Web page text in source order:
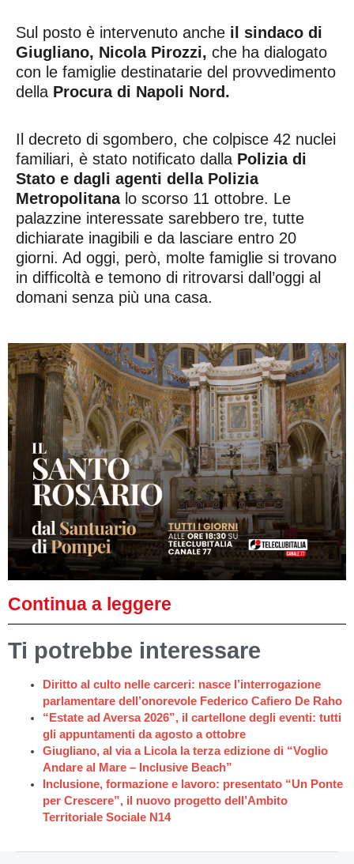
Sul posto è intervenuto anche il sindaco di
Giugliano, Nicola Pirozzi, che ha dialogato
con le famiglie destinatarie del provvedimento
della Procura di Napoli Nord.
Il decreto di sgombero, che colpisce 42 nuclei
familiari, è stato notificato dalla Polizia di
Stato e dagli agenti della Polizia
Metropolitanalo scorso 11 ottobre. Le
palazzine interessate sarebbero tre, tutte
dichiarate inagibili e da lasciare entro 20
giorni. Ad oggi, però, molte famiglie si trovano
in difficoltà e temono di ritrovarsi dall’oggi al
domani senza più una casa.
Continua a leggere
Ti potrebbe interessare
Diritto al culto nelle carceri: nasce l’interrogazione
parlamentare dell’onorevole Federico Cafiero De Raho
“Estate ad Aversa 2026”, il cartellone degli eventi: tutti
gli appuntamenti da agosto a ottobre
Giugliano, al via a Licola la terza edizione di “Voglio
Andare al Mare – Inclusive Beach”
Inclusione, formazione e lavoro: presentato “Un Ponte
per Crescere”, il nuovo progetto dell’Ambito
Territoriale Sociale N14